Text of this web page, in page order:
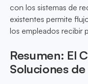
con los sistemas de
existentes permite
los empleados recibir
Resumen: El
Soluciones